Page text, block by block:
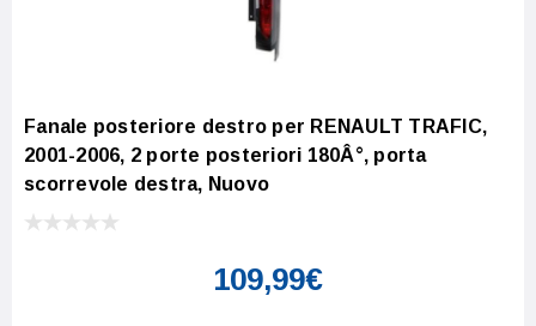
Fanale posteriore destro per RENAULT TRAFIC,
2001-2006, 2 porte posteriori 180Â°, porta
scorrevole destra, Nuovo
109,99€